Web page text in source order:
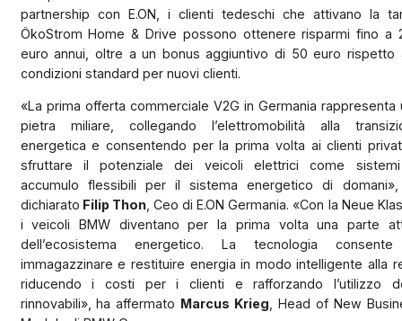
partnership con E.ON, i clienti tedeschi che attivano la
ÖkoStrom Home & Drive possono ottenere risparmi fino a
euro annui, oltre a un bonus aggiuntivo di 50 euro rispetto
condizioni standard per nuovi clienti.
«La prima offerta commerciale V2G in Germania rappresenta
pietra miliare, collegando l’elettromobilità alla
energetica e consentendo per la prima volta ai clienti
sfruttare il potenziale dei veicoli elettrici come
accumulo flessibili per il sistema energetico di
dichiarato Filip Thon, Ceo di E.ON Germania. «Con la Neue
i veicoli BMW diventano per la prima volta una parte
dell’ecosistema energetico. La tecnologia
immagazzinare e restituire energia in modo intelligente alla
riducendo i costi per i clienti e rafforzando l’utilizzo
rinnovabili», ha affermato Marcus Krieg , Head of New